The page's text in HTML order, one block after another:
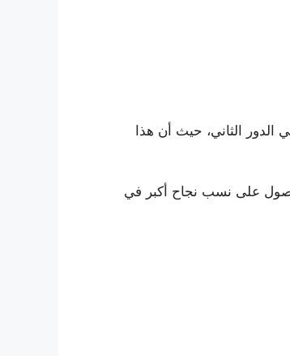
الثاني، حيث أن هذا
على نسب نجاح أكبر في